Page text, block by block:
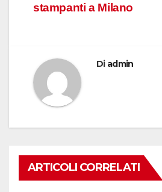
stampanti a Milano
Di admin
ARTICOLI CORRELATI